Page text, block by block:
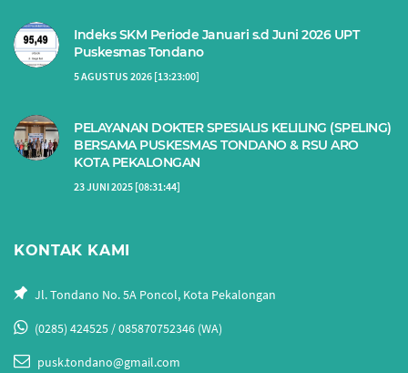
Indeks SKM Periode Januari s.d Juni 2026 UPT
Puskesmas Tondano
5 AGUSTUS 2026 [13:23:00]
PELAYANAN DOKTER SPESIALIS KELILING (SPELING)
BERSAMA PUSKESMAS TONDANO & RSU ARO
KOTA PEKALONGAN
23 JUNI 2025 [08:31:44]
KONTAK KAMI
Jl. Tondano No. 5A Poncol, Kota Pekalongan
(0285) 424525 / 085870752346 (WA)
pusk.tondano@gmail.com